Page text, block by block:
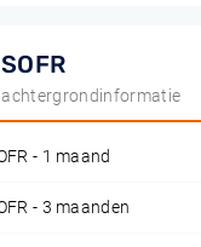
achtergrondinformatie
- 1 maand
- 3 maanden